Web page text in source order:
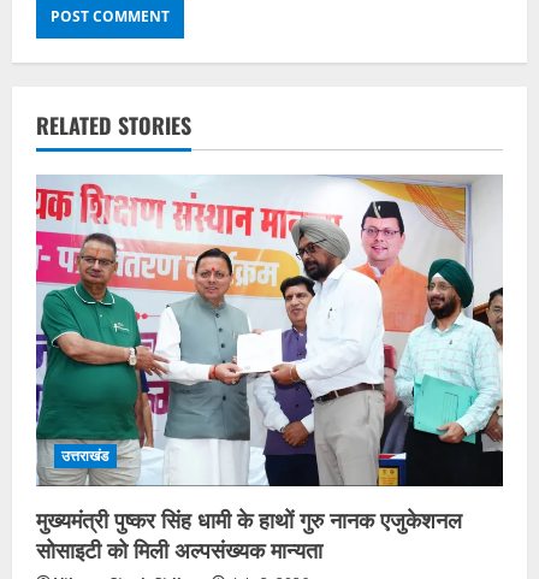
RELATED STORIES
उत्तराखंड
मुख्यमंत्री पुष्कर सिंह धामी के हाथों गुरु नानक एजुकेशनल
सोसाइटी को मिली अल्पसंख्यक मान्यता